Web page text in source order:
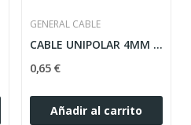
GENERAL CABLE
CABLE UNIPOLAR 4MM MARRÓN CONEXION H07V-K
0,65 €
Añadir al carrito